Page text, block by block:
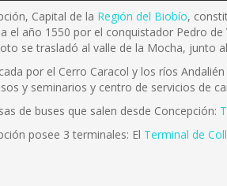
Capital de la Región del Biobío,
el año 1550 por el conquistador Pedro
se trasladó al valle de la Mocha, junto
por el Cerro Caracol y los ríos
y seminarios y centro de servicios de
de buses que salen desde Concepción:
posee 3 terminales: El Terminal de